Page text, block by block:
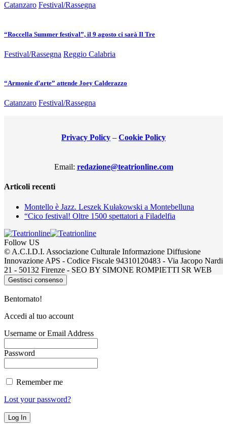
Catanzaro Festival/Rassegna
“Roccella Summer festival”, il 9 agosto ci sarà Il Tre
Festival/Rassegna Reggio Calabria
“Armonie d’arte” attende Joey Calderazzo
Catanzaro Festival/Rassegna
Privacy Policy – Cookie Policy
Email: redazione@teatrionline.com
Articoli recenti
Montello è Jazz. Leszek Kułakowski a Montebelluna
“Cico festival! Oltre 1500 spettatori a Filadelfia
Follow US
© A.C.I.D.I. Associazione Culturale Informazione Diffusione
Innovazione APS - Codice Fiscale 94310120483 - Via Jacopo Nardi
21 - 50132 Firenze - SEO BY SIMONE ROMPIETTI SR WEB
Gestisci consenso
Bentornato!
Accedi al tuo account
Username or Email Address
Password
Remember me
Lost your password?